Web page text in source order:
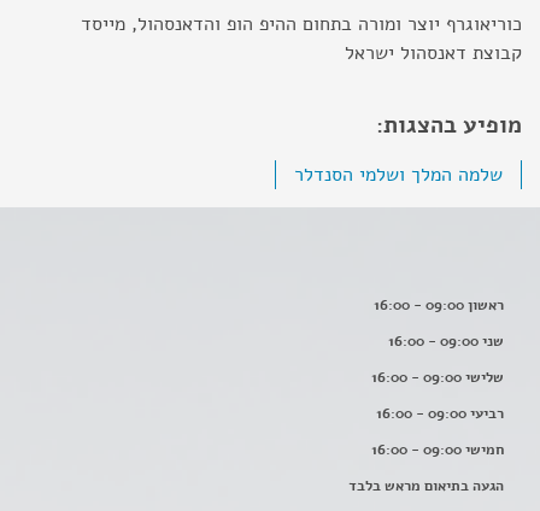
כוריאוגרף יוצר ומורה בתחום ההיפ הופ והדאנסהול, מייסד
קבוצת דאנסהול ישראל
מופיע בהצגות:
שלמה המלך ושלמי הסנדלר
ראשון 09:00 - 16:00
שני 09:00 - 16:00
שלישי 09:00 - 16:00
רביעי 09:00 - 16:00
חמישי 09:00 - 16:00
הגעה בתיאום מראש בלבד